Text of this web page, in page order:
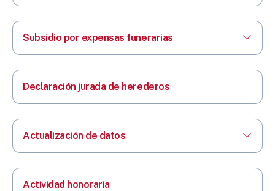
Subsidio por expensas funerarias
Declaración jurada de herederos
Actualización de datos
Actividad honoraria